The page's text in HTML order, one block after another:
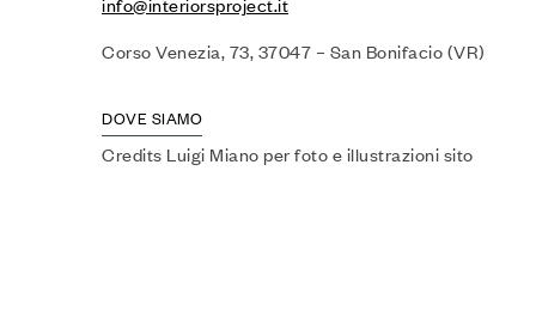
info@interiorsproject.it
Corso Venezia, 73, 37047 – San Bonifacio (VR)
DOVE SIAMO
Credits Luigi Miano per foto e illustrazioni sito